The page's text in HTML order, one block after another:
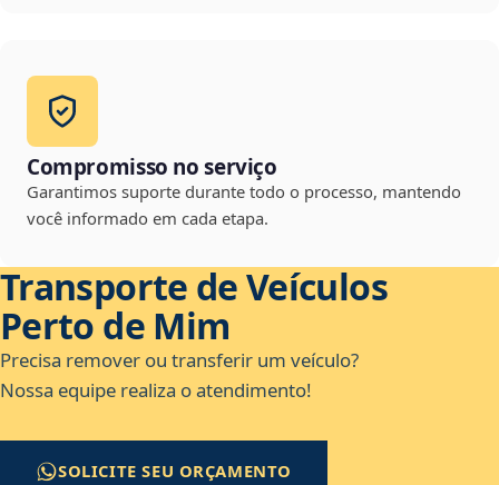
Compromisso no serviço
Garantimos suporte durante todo o processo, mantendo
você informado em cada etapa.
Transporte de Veículos
Perto de Mim
Precisa remover ou transferir um veículo?
Nossa equipe realiza o atendimento!
SOLICITE SEU ORÇAMENTO